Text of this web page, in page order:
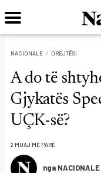
NACIONALE DREJTËSI
A do të
Gjykatës
UÇK-së?
2 MUAJ MË PARË
nga NACIONALE